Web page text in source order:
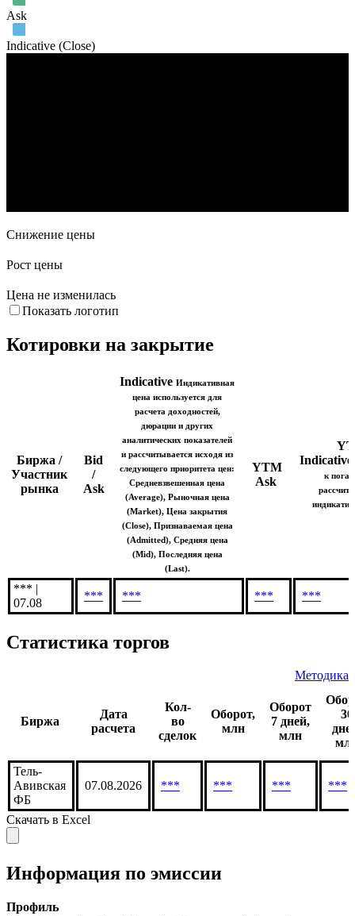
Ask
Indicative (Close)
Снижение цены
Рост цены
Цена не изменилась
Показать логотип
Котировки на закрытие
Биржа /
Участник
рынка
Bid
/
Ask
Indicative Индикативная
цена используется для
расчета доходностей,
дюрации и других
аналитических показателей
и рассчитывается исходя из
следующего приоритета цен:
Средневзвешенная цена
(Average), Рыночная цена
(Market), Цена закрытия
(Close), Признаваемая цена
(Admitted), Средняя цена
(Mid), Последняя цена
(Last).
YTM
Ask
Indicative
к
*** |
07.08
*** *** *** ***
Статистика торгов
Методика
Биржа
Дата
расчета
Кол-
во
сделок
Оборот,
млн
Оборот
7 дней,
млн
30
Тель-
Авивская
ФБ
07.08.2026 *** *** *** ***
Скачать в Excel
Информация по эмиссии
Профиль